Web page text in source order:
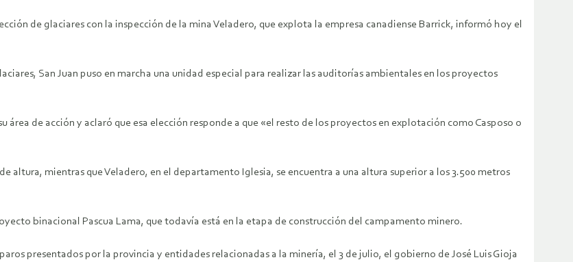
de glaciares con la inspección de la mina Veladero, que explota la empresa canadiense Barrick, informó hoy el
San Juan puso en marcha una unidad especial para realizar las auditorías ambientales en los proyectos
área de acción y aclaró que esa elección responde a que «el resto de los proyectos en explotación como Casposo o
altura, mientras que Veladero, en el departamento Iglesia, se encuentra a una altura superior a los 3.500 metros
binacional Pascua Lama, que todavía está en la etapa de construcción del campamento minero.
presentados por la provincia y entidades relacionadas a la minería, el 3 de julio, el gobierno de José Luis Gioja